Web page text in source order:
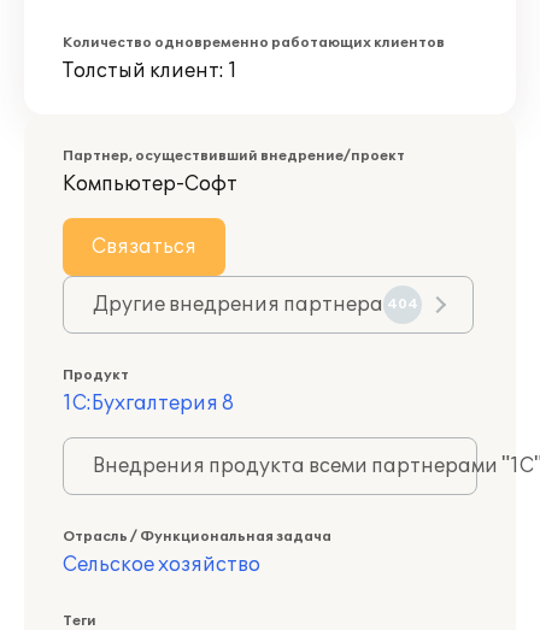
Количество одновременно работающих клиентов
Толстый клиент: 1
Партнер, осуществивший внедрение/проект
Компьютер-Софт
Связаться
Другие внедрения партнера 404
Продукт
1С:Бухгалтерия 8
Внедрения продукта всеми партнерами
Отрасль / Функциональная задача
Сельское хозяйство
Теги